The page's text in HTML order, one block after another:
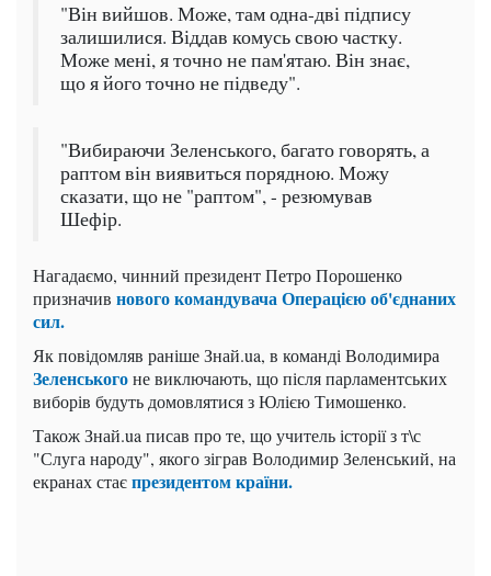
"Він вийшов. Може, там одна-дві підпису
залишилися. Віддав комусь свою частку.
Може мені, я точно не пам'ятаю. Він знає,
що я його точно не підведу".
"Вибираючи Зеленського, багато говорять, а
раптом він виявиться порядною. Можу
сказати, що не "раптом", - резюмував
Шефір.
Нагадаємо, чинний президент Петро Порошенко
призначив нового командувача Операцією об'єднаних
сил.
Як повідомляв раніше Знай.ua, в команді Володимира
Зеленськогоне виключають, що після парламентських
виборів будуть домовлятися з Юлією Тимошенко.
Також Знай.ua писав про те, що учитель історії з т\с
"Слуга народу", якого зіграв Володимир Зеленський, на
екранах стаєпрезидентом країни.